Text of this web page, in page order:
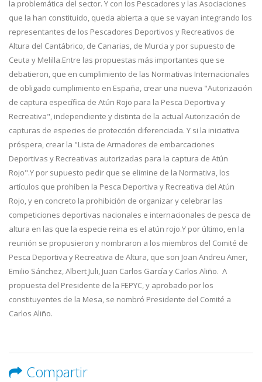
la problemática del sector. Y con los Pescadores y las Asociaciones
que la han constituido, queda abierta a que se vayan integrando los
representantes de los Pescadores Deportivos y Recreativos de
Altura del Cantábrico, de Canarias, de Murcia y por supuesto de
Ceuta y Melilla.Entre las propuestas más importantes que se
debatieron, que en cumplimiento de las Normativas Internacionales
de obligado cumplimiento en España, crear una nueva "Autorización
de captura específica de Atún Rojo para la Pesca Deportiva y
Recreativa", independiente y distinta de la actual Autorización de
capturas de especies de protección diferenciada. Y si la iniciativa
próspera, crear la "Lista de Armadores de embarcaciones
Deportivas y Recreativas autorizadas para la captura de Atún
Rojo".Y por supuesto pedir que se elimine de la Normativa, los
artículos que prohíben la Pesca Deportiva y Recreativa del Atún
Rojo, y en concreto la prohibición de organizar y celebrar las
competiciones deportivas nacionales e internacionales de pesca de
altura en las que la especie reina es el atún rojo.Y por último, en la
reunión se propusieron y nombraron a los miembros del Comité de
Pesca Deportiva y Recreativa de Altura, que son Joan Andreu Amer,
Emilio Sánchez, Albert Juli, Juan Carlos García y Carlos Aliño. A
propuesta del Presidente de la FEPYC, y aprobado por los
constituyentes de la Mesa, se nombró Presidente del Comité a
Carlos Aliño.
Compartir